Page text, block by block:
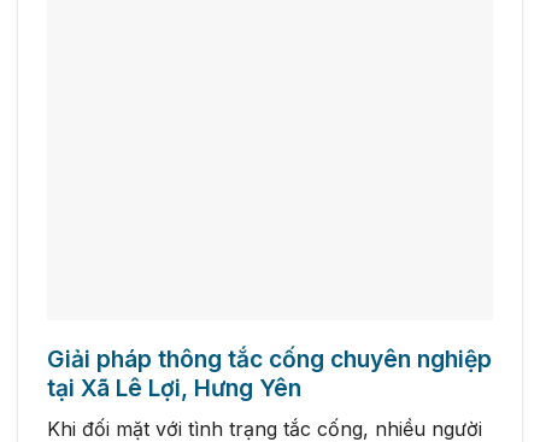
Giải pháp thông tắc cống chuyên nghiệp
tại Xã Lê Lợi, Hưng Yên
Khi đối mặt với tình trạng tắc cống, nhiều người